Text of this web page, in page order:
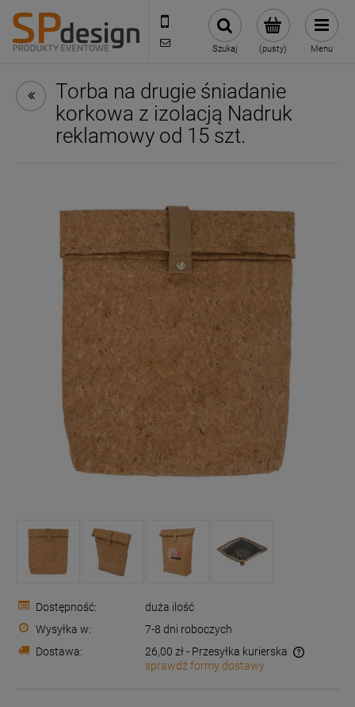
221002030
sklep@reklamydrukarnia.pl
(pusty)
Szukaj Menu
Torba na drugie śniadanie
korkowa z izolacją Nadruk
reklamowy od 15 szt.
Dostępność:
duża ilość
Wysyłka w:
7-8 dni roboczych
Dostawa:
26,00 zł- Przesyłka kurierska
Cena nie zawiera ewentualnych kosztów płatności
sprawdź formy dostawy